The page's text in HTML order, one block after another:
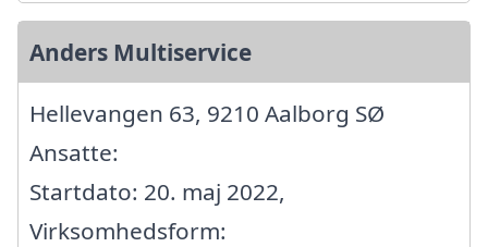
Anders Multiservice
Hellevangen 63, 9210 Aalborg SØ
Ansatte:
Startdato: 20. maj 2022,
Virksomhedsform: